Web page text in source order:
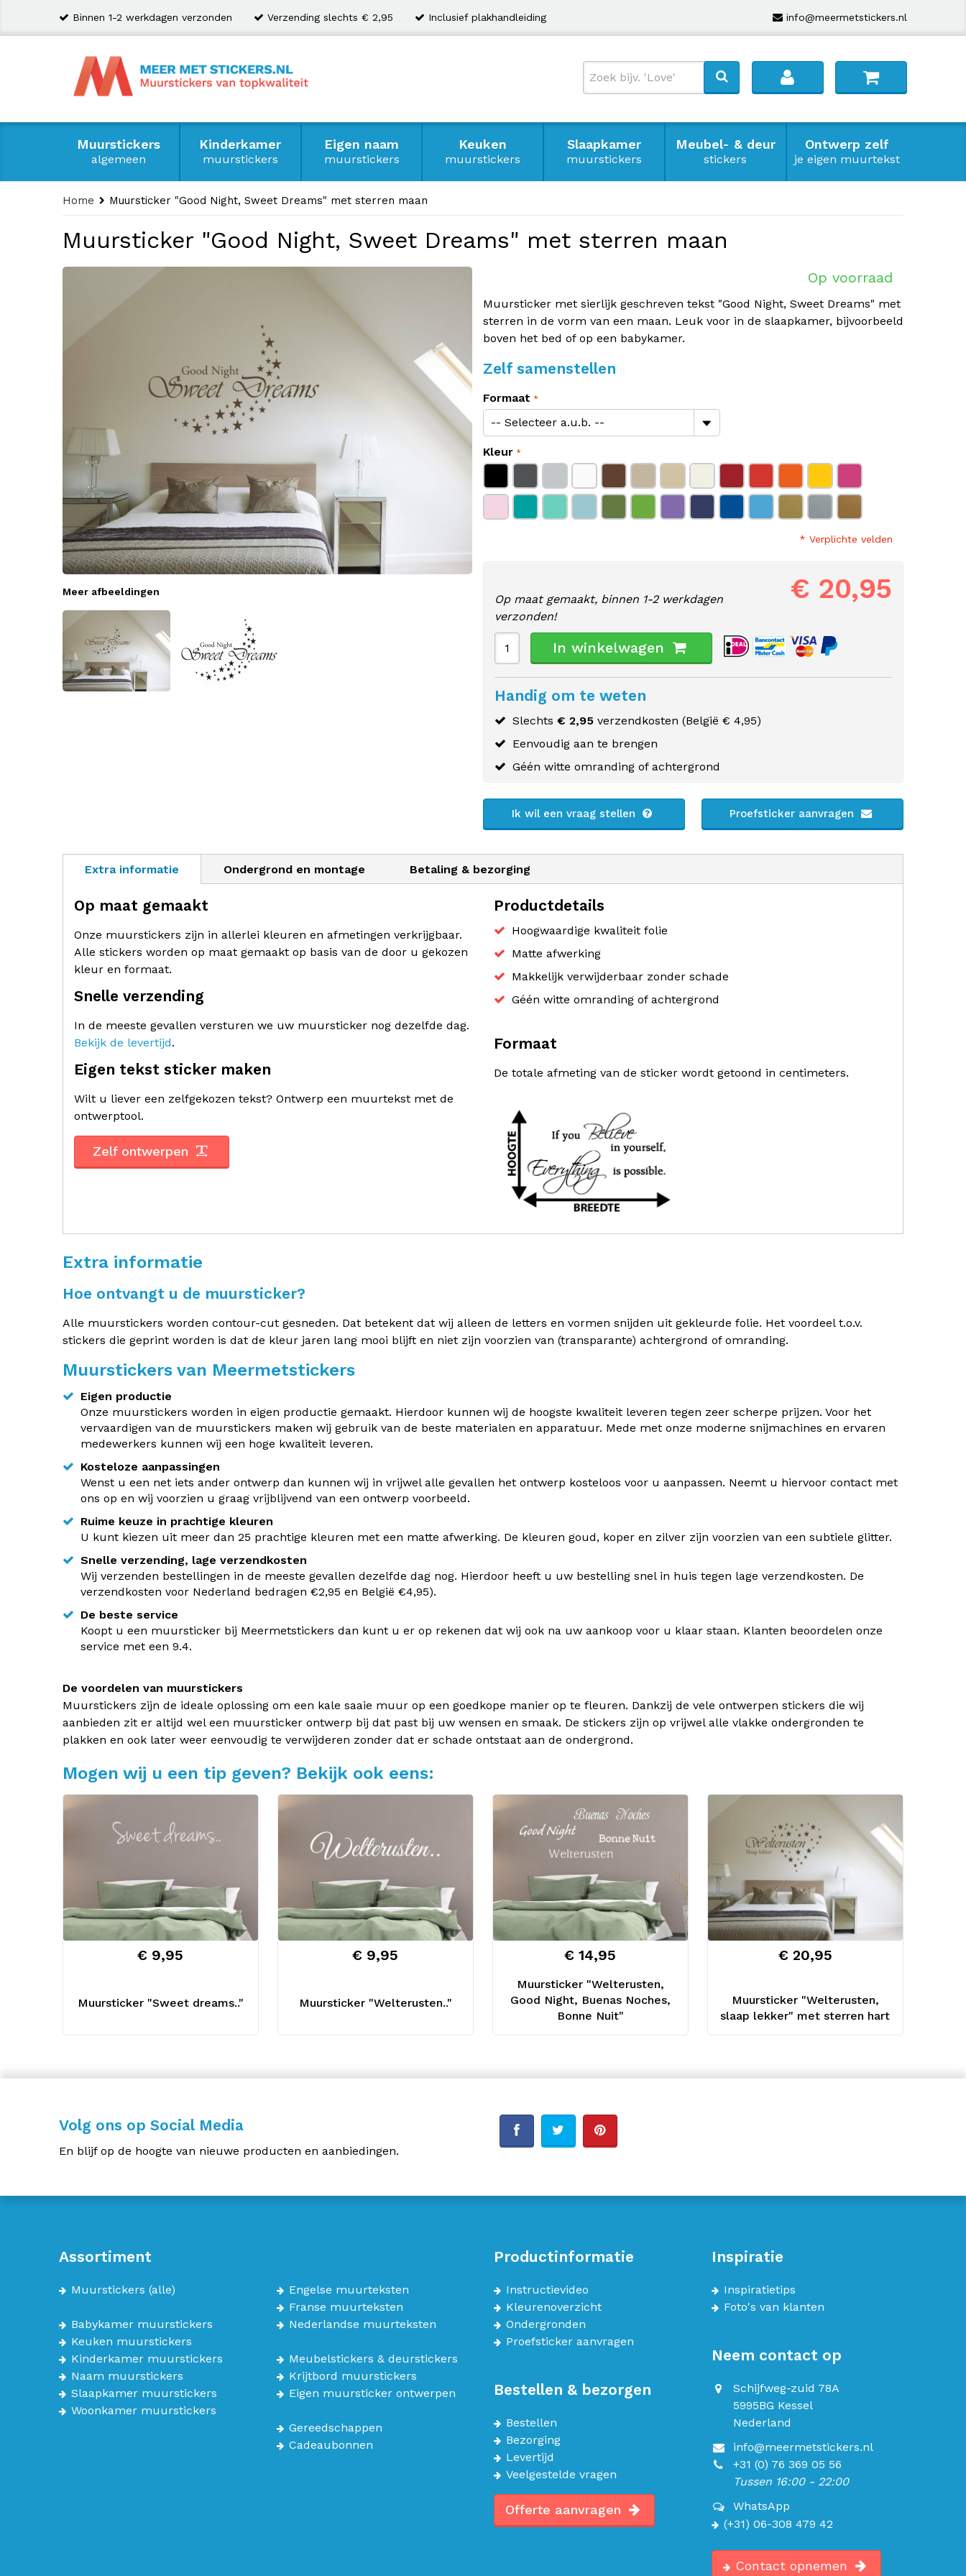
info@meermetstickers.nl
Binnen 1-2 werkdagen verzonden Verzending slechts € 2,95 Inclusief plakhandleiding
Muurstickers
algemeen
Kinderkamer
muurstickers
Eigen naam
muurstickers
Keuken
muurstickers
Slaapkamer
muurstickers
Meubel- & deur
stickers
Ontwerp zelf
je eigen muurtekst
Home Muursticker "Good Night, Sweet Dreams" met sterren maan
Muursticker "Good Night, Sweet Dreams" met sterren maan
Meer afbeeldingen
Op voorraad
Muursticker met sierlijk geschreven tekst "Good Night, Sweet Dreams" met
sterren in de vorm van een maan. Leuk voor in de slaapkamer, bijvoorbeeld
boven het bed of op een babykamer.
Zelf samenstellen
Formaat
Kleur
* Verplichte velden
€ 20,95
Op maat gemaakt, binnen 1-2 werkdagen
verzonden!
In winkelwagen
Handig om te weten
Slechts € 2,95 verzendkosten (België € 4,95)
Eenvoudig aan te brengen
Géén witte omranding of achtergrond
Ik wil een vraag stellen Proefsticker aanvragen
Extra informatie Ondergrond en montage Betaling & bezorging
Op maat gemaakt
Onze muurstickers zijn in allerlei kleuren en afmetingen verkrijgbaar.
Alle stickers worden op maat gemaakt op basis van de door u gekozen
kleur en formaat.
Snelle verzending
In de meeste gevallen versturen we uw muursticker nog dezelfde dag.
Bekijk de levertijd.
Eigen tekst sticker maken
Wilt u liever een zelfgekozen tekst? Ontwerp een muurtekst met de
ontwerptool.
Zelf ontwerpen
Productdetails
Hoogwaardige kwaliteit folie
Matte afwerking
Makkelijk verwijderbaar zonder schade
Géén witte omranding of achtergrond
Formaat
De totale afmeting van de sticker wordt getoond in centimeters.
Extra informatie
Hoe ontvangt u de muursticker?
Alle muurstickers worden contour-cut gesneden. Dat betekent dat wij alleen de letters en vormen snijden uit gekleurde folie. Het voordeel t.o.v.
stickers die geprint worden is dat de kleur jaren lang mooi blijft en niet zijn voorzien van (transparante) achtergrond of omranding.
Muurstickers van Meermetstickers
Eigen productie
Onze muurstickers worden in eigen productie gemaakt. Hierdoor kunnen wij de hoogste kwaliteit leveren tegen zeer scherpe prijzen. Voor het
vervaardigen van de muurstickers maken wij gebruik van de beste materialen en apparatuur. Mede met onze moderne snijmachines en ervaren
medewerkers kunnen wij een hoge kwaliteit leveren.
Kosteloze aanpassingen
Wenst u een net iets ander ontwerp dan kunnen wij in vrijwel alle gevallen het ontwerp kosteloos voor u aanpassen. Neemt u hiervoor contact met
ons op en wij voorzien u graag vrijblijvend van een ontwerp voorbeeld.
Ruime keuze in prachtige kleuren
U kunt kiezen uit meer dan 25 prachtige kleuren met een matte afwerking. De kleuren goud, koper en zilver zijn voorzien van een subtiele glitter.
Snelle verzending, lage verzendkosten
Wij verzenden bestellingen in de meeste gevallen dezelfde dag nog. Hierdoor heeft u uw bestelling snel in huis tegen lage verzendkosten. De
verzendkosten voor Nederland bedragen €2,95 en België €4,95).
De beste service
Koopt u een muursticker bij Meermetstickers dan kunt u er op rekenen dat wij ook na uw aankoop voor u klaar staan. Klanten beoordelen onze
service met een 9.4.
De voordelen van muurstickers
Muurstickers zijn de ideale oplossing om een kale saaie muur op een goedkope manier op te fleuren. Dankzij de vele ontwerpen stickers die wij
aanbieden zit er altijd wel een muursticker ontwerp bij dat past bij uw wensen en smaak. De stickers zijn op vrijwel alle vlakke ondergronden te
plakken en ook later weer eenvoudig te verwijderen zonder dat er schade ontstaat aan de ondergrond.
Mogen wij u een tip geven? Bekijk ook eens:
Muursticker "Sweet dreams.."
€ 9,95
Muursticker "Welterusten.."
€ 9,95
Muursticker "Welterusten,
Good Night, Buenas Noches,
Bonne Nuit"
€ 14,95
Muursticker "Welterusten,
slaap lekker" met sterren hart
€ 20,95
Volg ons op Social Media
En blijf op de hoogte van nieuwe producten en aanbiedingen.
Assortiment
Muurstickers (alle)
Babykamer muurstickers
Keuken muurstickers
Kinderkamer muurstickers
Naam muurstickers
Slaapkamer muurstickers
Woonkamer muurstickers
Engelse muurteksten
Franse muurteksten
Nederlandse muurteksten
Meubelstickers & deurstickers
Krijtbord muurstickers
Eigen muursticker ontwerpen
Gereedschappen
Cadeaubonnen
Productinformatie
Instructievideo
Kleurenoverzicht
Ondergronden
Proefsticker aanvragen
Bestellen & bezorgen
Bestellen
Bezorging
Levertijd
Veelgestelde vragen
Offerte aanvragen
Inspiratie
Inspiratietips
Foto's van klanten
Neem contact op
Schijfweg-zuid 78A
5995BG Kessel
Nederland
info@meermetstickers.nl
+31 (0) 76 369 05 56
Tussen 16:00 - 22:00
WhatsApp
(+31) 06-308 479 42
Contact opnemen